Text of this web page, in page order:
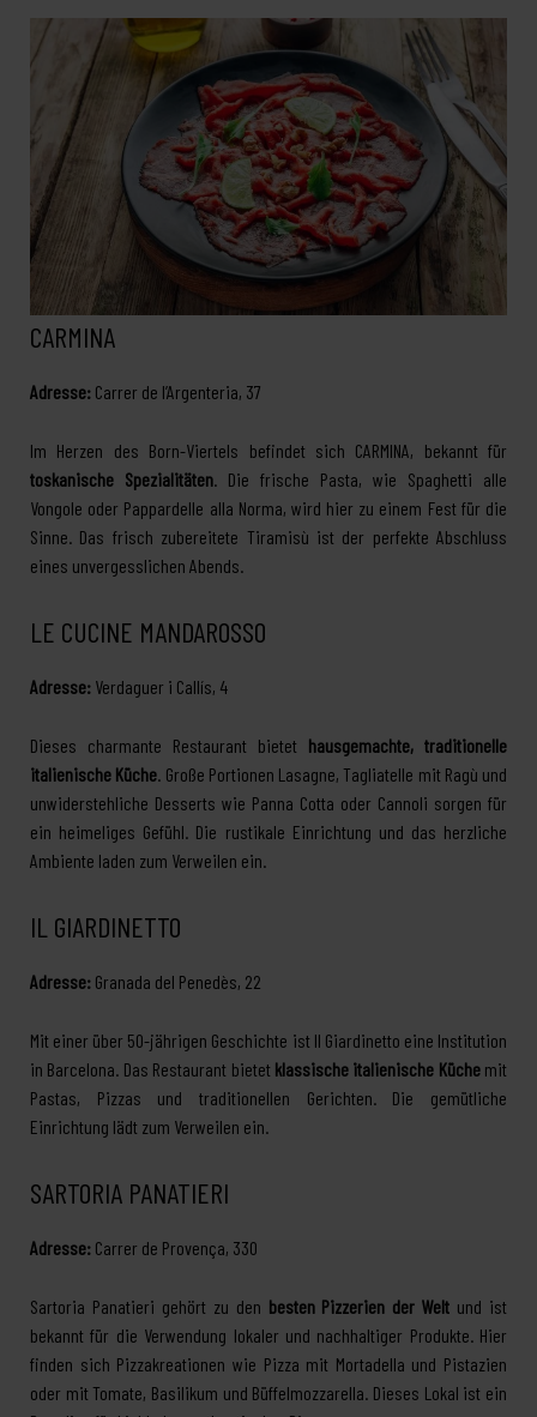
CARMINA
Adresse: Carrer de l’Argenteria, 37
Im Herzen des Born-Viertels befindet sich CARMINA, bekannt für
toskanische Spezialitäten. Die frische Pasta, wie Spaghetti alle
Vongole oder Pappardelle alla Norma, wird hier zu einem Fest für die
Sinne. Das frisch zubereitete Tiramisù ist der perfekte Abschluss
eines unvergesslichen Abends.
LE CUCINE MANDAROSSO
Adresse: Verdaguer i Callís, 4
Dieses charmante Restaurant bietet hausgemachte, traditionelle
italienische Küche. Große Portionen Lasagne, Tagliatelle mit Ragù und
unwiderstehliche Desserts wie Panna Cotta oder Cannoli sorgen für
ein heimeliges Gefühl. Die rustikale Einrichtung und das herzliche
Ambiente laden zum Verweilen ein.
IL GIARDINETTO
Adresse: Granada del Penedès, 22
Mit einer über 50-jährigen Geschichte ist Il Giardinetto eine Institution
in Barcelona. Das Restaurant bietet klassische italienische Küchemit
Pastas, Pizzas und traditionellen Gerichten. Die gemütliche
Einrichtung lädt zum Verweilen ein.
SARTORIA PANATIERI
Adresse: Carrer de Provença, 330
Sartoria Panatieri gehört zu den besten Pizzerien der Welt und ist
bekannt für die Verwendung lokaler und nachhaltiger Produkte. Hier
finden sich Pizzakreationen wie Pizza mit Mortadella und Pistazien
oder mit Tomate, Basilikum und Büffelmozzarella. Dieses Lokal ist ein